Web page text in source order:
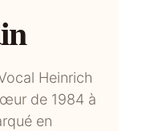
Heinrich
de 1984 à
en